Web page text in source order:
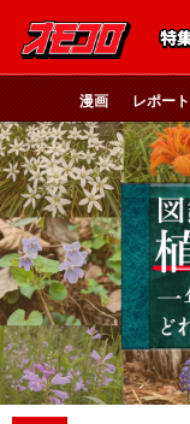
特
漫画 レポート